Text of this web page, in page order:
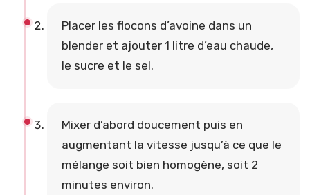
Placer les flocons d’avoine dans un
blender et ajouter 1 litre d’eau chaude,
le sucre et le sel.
Mixer d’abord doucement puis en
augmentant la vitesse jusqu’à ce que le
mélange soit bien homogène, soit 2
minutes environ.